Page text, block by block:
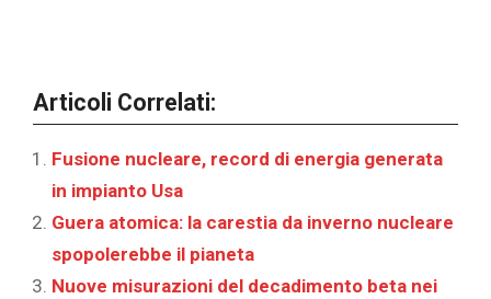
Articoli Correlati:
Fusione nucleare, record di energia generata
in impianto Usa
Guera atomica: la carestia da inverno nucleare
spopolerebbe il pianeta
Nuove misurazioni del decadimento beta nei